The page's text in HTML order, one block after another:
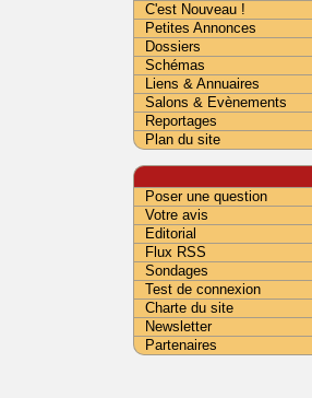
C'est Nouveau !
Petites Annonces
Dossiers
Schémas
Liens & Annuaires
Salons & Evènements
Reportages
Plan du site
Poser une question
Votre avis
Editorial
Flux RSS
Sondages
Test de connexion
Charte du site
Newsletter
Partenaires